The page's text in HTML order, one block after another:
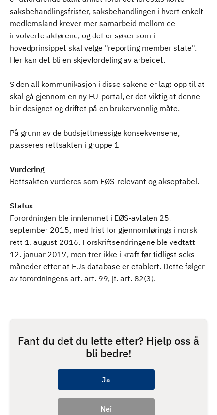
saksbehandlingsfrister, saksbehandlingen i hvert enkelt
medlemsland krever mer samarbeid mellom de
involverte aktørene, og det er søker som i
hovedprinsippet skal velge "reporting member state".
Her kan det bli en skjevfordeling av arbeidet.
Siden all kommunikasjon i disse sakene er lagt opp til at
skal gå gjennom en ny EU-portal, er det viktig at denne
blir designet og driftet på en brukervennlig måte.
På grunn av de budsjettmessige konsekvensene,
plasseres rettsakten i gruppe 1
Vurdering
Rettsakten vurderes som EØS-relevant og akseptabel.
Status
Forordningen ble innlemmet i EØS-avtalen 25.
september 2015, med frist for gjennomførings i norsk
rett 1. august 2016. Forskriftsendringene ble vedtatt
12. januar 2017, men trer ikke i kraft før tidligst seks
måneder etter at EUs database er etablert. Dette følger
av forordningens art. art. 99, jf. art. 82(3).
Fant du det du lette etter? Hjelp oss å
bli bedre!